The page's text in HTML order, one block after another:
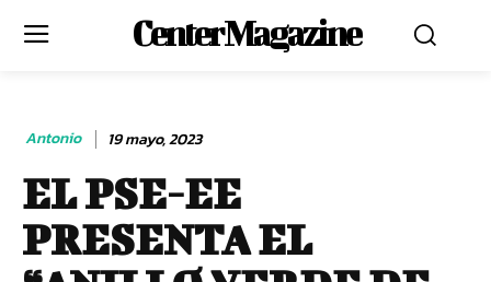
Center Magazine
Antonio 19 mayo, 2023
EL PSE-EE
PRESENTA EL